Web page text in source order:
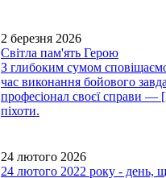
2 березня 2026
Світла пам'ять Герою
З глибоким сумом
час виконання бойового
професіонал своєї справи
піхоти.
24 лютого 2026
24 лютого 2022 року - день,